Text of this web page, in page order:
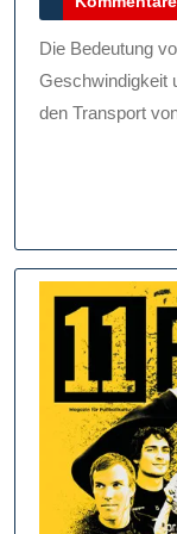
Die Bedeutung von Anhängern auf der Autobahn:
Geschwindigkeit
den Transport